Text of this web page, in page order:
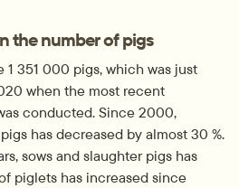
the number of pigs
351 000 pigs, which was just
when the most recent
conducted. Since 2000,
has decreased by almost 30 %.
sows and slaughter pigs has
piglets has increased since